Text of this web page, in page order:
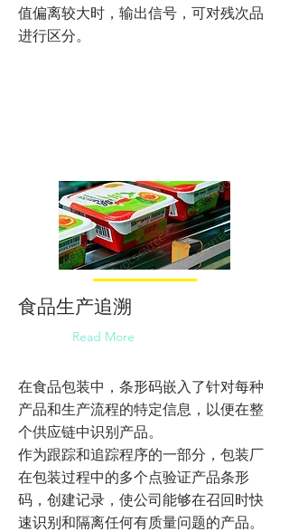
值偏离较大时，输出信号，可对残次品
进行区分。
食品生产追溯
Read More
在食品包装中，条形码嵌入了针对每种
产品和生产流程的特定信息，以便在整
个供应链中识别产品。
作为跟踪和追踪程序的一部分，包装厂
在包装过程中的多个点验证产品条形
码，创建记录，使公司能够在召回时快
速识别和隔离任何有质量问题的产品。